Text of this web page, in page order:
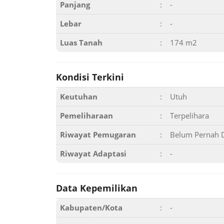
Panjang :
-
Lebar
:
-
Luas Tanah
: 174 m2
Kondisi Terkini
Keutuhan :
Utuh
Pemeliharaan
:
Terpelihara
Riwayat Pemugaran
:
Belum Pernah
Riwayat Adaptasi
: -
Data Kepemilikan
Kabupaten/Kota :
-